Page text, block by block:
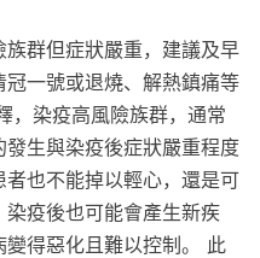
群但症狀嚴重，建議及早
一號或退燒、解熱鎮痛等
，染疫高風險族群，通常
生與染疫後症狀嚴重程度
也不能掉以輕心，還是可
疫後也可能會產生新疾
得惡化且難以控制。 此